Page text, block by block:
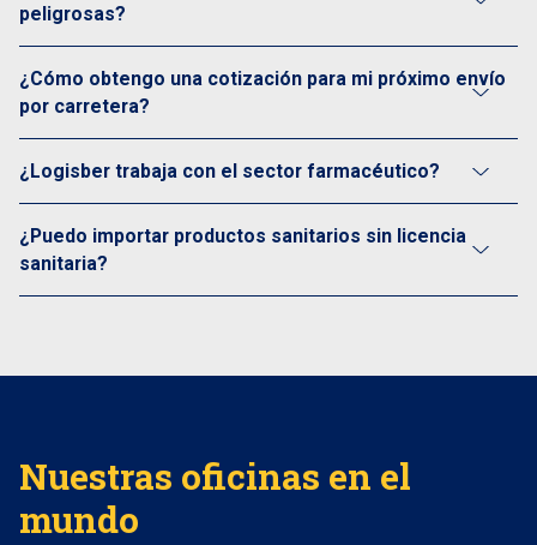
peligrosas?
¿Cómo obtengo una cotización para mi próximo envío
por carretera?
¿Logisber trabaja con el sector farmacéutico?
¿Puedo importar productos sanitarios sin licencia
sanitaria?
Nuestras oficinas en el
mundo